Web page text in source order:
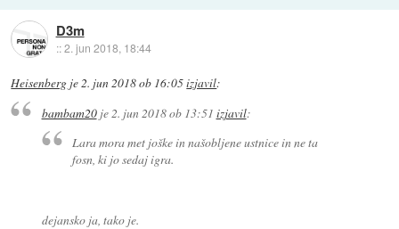
D3m
::2. jun 2018, 18:44
Heisenberg je2. jun 2018 ob 16:05izjavil:
bambam20je2. jun 2018 ob 13:51 izjavil:
Lara mora met joške in našobljene ustnice in ne ta
fosn, ki jo sedaj igra.
dejansko ja, tako je.